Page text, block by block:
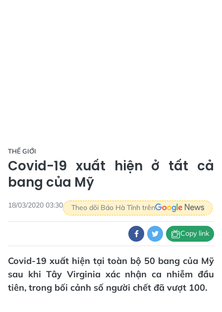
THẾ GIỚI
Covid-19 xuất hiện ở tất cả
bang của Mỹ
18/03/2020 03:30 Theo dõi Báo Hà Tĩnh trên
Copy link
Covid-19 xuất hiện tại toàn bộ 50 bang của Mỹ
sau khi Tây Virginia xác nhận ca nhiễm đầu
tiên, trong bối cảnh số người chết đã vượt 100.